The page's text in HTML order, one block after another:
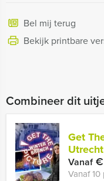
Bel mij terug
Bekijk printbare
Combineer dit
Get
Utrecht
Vanaf€
Vanaf